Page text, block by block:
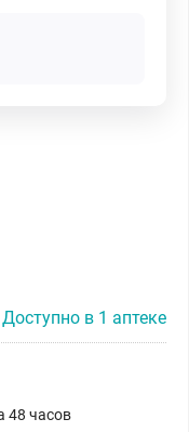
Доступно в 1 аптеке
48 часов